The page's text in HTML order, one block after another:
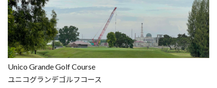
Unico Grande Golf Course
ユニコグランデゴルフコース